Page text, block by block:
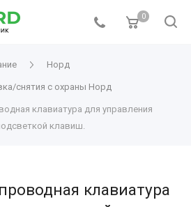
0
Норд
снятия с охраны Норд
клавиатура для управления
клавиш.
клавиатура